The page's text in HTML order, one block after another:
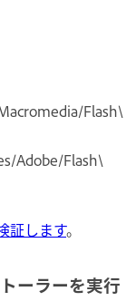
Flash\
Adobe/Flash\
証します。
ーラーを実行